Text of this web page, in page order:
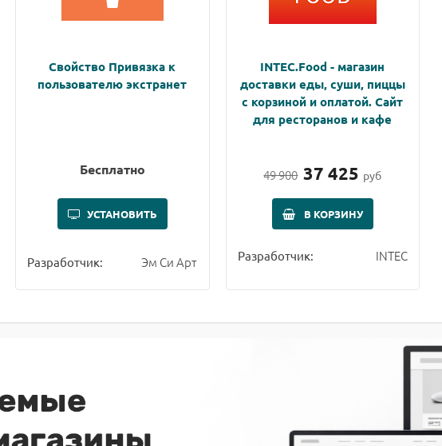
Свойство Привязка к
пользователю экстранет
Бесплатно
УСТАНОВИТЬ
Разработчик: Эм Си Арт
INTEC.Food - магазин
доставки еды, суши, пиццы
с корзиной и оплатой. Сайт
для ресторанов и кафе
49 900 37 425 руб
В КОРЗИНУ
Разработчик: INTEC